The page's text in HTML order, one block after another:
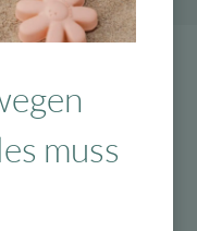
muss